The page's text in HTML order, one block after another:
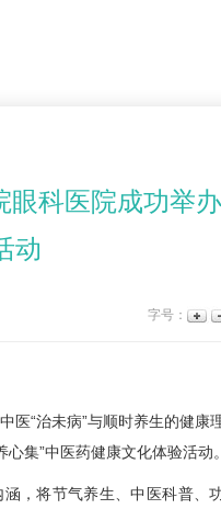
眼科医院成功举
动
字号：
“治未病”与顺时养生的健康
集”中医药健康文化体验活动。
，将节气养生、中医科普、